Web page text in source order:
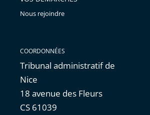
Nous rejoindre
COORDONNÉES
Tribunal administratif de
Nice
18 avenue des Fleurs
CS 61039